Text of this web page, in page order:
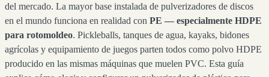
del mercado. La mayor base instalada de pulverizadores de discos
en el mundo funciona en realidad con PE — especialmente HDPE
para rotomoldeo. Pickleballs, tanques de agua, kayaks, bidones
agrícolas y equipamiento de juegos parten todos como polvo HDPE
producido en las mismas máquinas que muelen PVC. Esta guía